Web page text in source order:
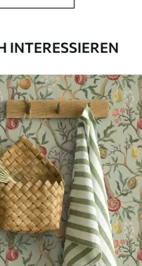
werden.
Lackbeschichtung
gereinigt werden.
INTERESSIEREN